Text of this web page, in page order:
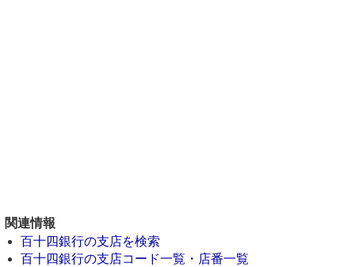
関連情報
百十四銀行の支店を検索
百十四銀行の支店コード一覧・店番一覧